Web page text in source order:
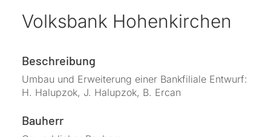
Volksbank Hohenkirchen
Beschreibung
Umbau und Erweiterung einer Bankfiliale Entwurf:
H. Halupzok, J. Halupzok, B. Ercan
Bauherr